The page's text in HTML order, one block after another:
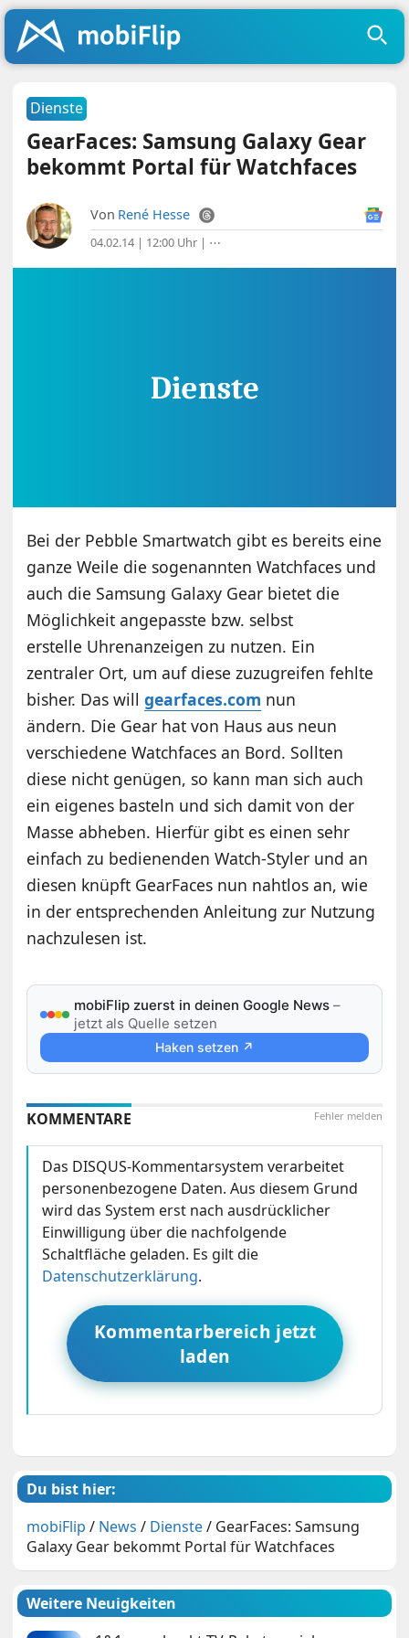
Dienste
GearFaces: Samsung Galaxy Gear
bekommt Portal für Watchfaces
Von René Hesse
04.02.14 | 12:00 Uhr | ⋯
Bei der Pebble Smartwatch gibt es bereits eine
ganze Weile die sogenannten Watchfaces und
auch die Samsung Galaxy Gear bietet die
Möglichkeit angepasste bzw. selbst
erstelle Uhrenanzeigen zu nutzen. Ein
zentraler Ort, um auf diese zuzugreifen fehlte
bisher. Das willgearfaces.com nun
ändern. Die Gear hat von Haus aus neun
verschiedene Watchfaces an Bord. Sollten
diese nicht genügen, so kann man sich auch
ein eigenes basteln und sich damit von der
Masse abheben. Hierfür gibt es einen sehr
einfach zu bedienenden Watch-Styler und an
diesen knüpft GearFaces nun nahtlos an, wie
in der entsprechenden Anleitung zur Nutzung
nachzulesen ist.
mobiFlip zuerst in deinen Google News –
jetzt als Quelle setzen
Haken setzen ↗
Fehler melden
KOMMENTARE
Das DISQUS-Kommentarsystem verarbeitet
personenbezogene Daten. Aus diesem Grund
wird das System erst nach ausdrücklicher
Einwilligung über die nachfolgende
Schaltfläche geladen. Es gilt die
Datenschutzerklärung.
Kommentarbereich jetzt
laden
Du bist hier:
mobiFlip / News / Dienste/ GearFaces: Samsung
Galaxy Gear bekommt Portal für Watchfaces
Weitere Neuigkeiten